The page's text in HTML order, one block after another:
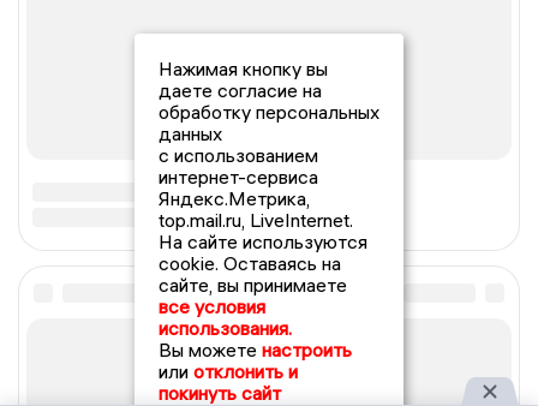
Нажимая кнопку вы
даете согласие на
обработку персональных
данных
с использованием
интернет-сервиса
Яндекс.Метрика,
top.mail.ru, LiveInternet.
На сайте используются
cookie. Оставаясь на
сайте, вы принимаете
все условия
использования.
Вы можете настроить
или отклонить и
покинуть сайт